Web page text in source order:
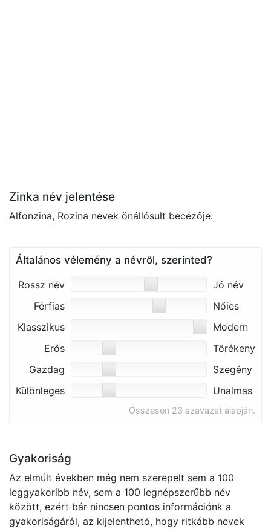
Zinka név jelentése
Alfonzina, Rozina nevek önállósult becézője.
Általános vélemény a névről, szerinted?
Rossz név
Jó név
Férfias
Nőies
Klasszikus
Modern
Erős
Törékeny
Gazdag
Szegény
Különleges
Unalmas
Összesen 23 szavazat alapján.
Gyakoriság
Az elmúlt években még nem szerepelt sem a 100
leggyakoribb név, sem a 100 legnépszerűbb név
között, ezért bár nincsen pontos információnk a
gyakoriságáról, az kijelenthető, hogy ritkább nevek